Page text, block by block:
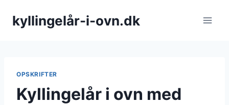
kyllingelår-i-ovn.dk
OPSKRIFTER
Kyllingelår i ovn med